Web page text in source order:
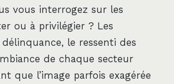
vous interrogez sur les
ou à privilégier ? Les
le ressenti des
de chaque secteur
que l’image parfois exagérée